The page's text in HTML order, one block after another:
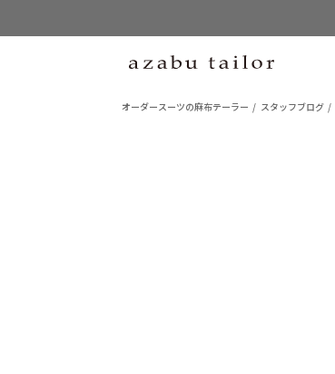
オーダースーツの麻布テーラー スタッフブログ